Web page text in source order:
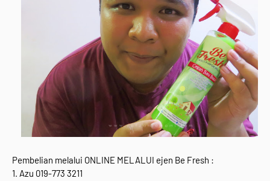
Pembelian melalui ONLINE MELALUI ejen Be Fresh :
1. Azu 019-773 3211